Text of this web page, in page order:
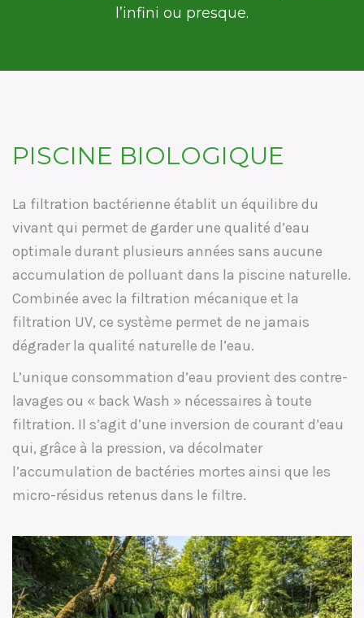
l’infini ou presque.
PISCINE BIOLOGIQUE
La filtration bactérienne établit un équilibre du
vivant qui permet de garder une qualité d’eau
optimale durant plusieurs années sans aucune
accumulation de polluant dans la piscine naturelle.
Combinée avec la filtration mécanique et la
filtration UV, ce système permet de ne jamais
dégrader la qualité naturelle de l’eau.
L’unique consommation d’eau provient des contre-
lavages ou « back Wash » nécessaires à toute
filtration. Il s’agit d’une inversion de courant d’eau
qui, grâce à la pression, va décolmater
l’accumulation de bactéries mortes ainsi que les
micro-résidus retenus dans le filtre.